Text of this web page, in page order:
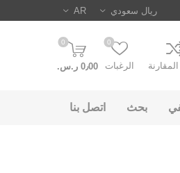
الرغبات
0
0
0٫00 ر.س.‏
بحث اتصل بنا